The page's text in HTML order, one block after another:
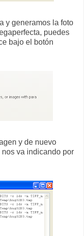
y generamos la foto
puedes
bajo el botón
y de nuevo
va indicando por